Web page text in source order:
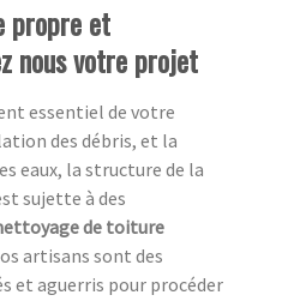
propre et
nous votre projet
essentiel de votre
des débris, et la
eaux, la structure de la
sujette à des
de toiture
artisans sont des
et aguerris pour procéder